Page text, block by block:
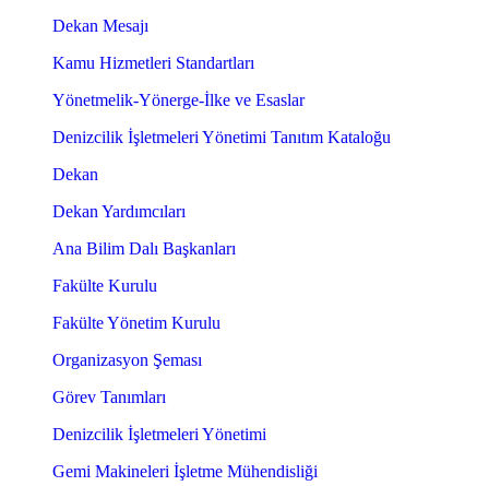
Dekan Mesajı
Kamu Hizmetleri Standartları
Yönetmelik-Yönerge-İlke ve Esaslar
Denizcilik İşletmeleri Yönetimi Tanıtım Kataloğu
Dekan
Dekan Yardımcıları
Ana Bilim Dalı Başkanları
Fakülte Kurulu
Fakülte Yönetim Kurulu
Organizasyon Şeması
Görev Tanımları
Denizcilik İşletmeleri Yönetimi
Gemi Makineleri İşletme Mühendisliği